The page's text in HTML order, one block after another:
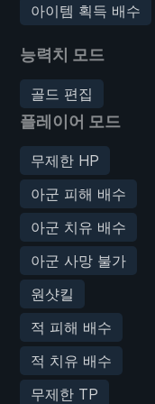
아이템 획득 배수
능력치 모드
골드 편집
플레이어 모드
무제한 HP
아군 피해 배수
아군 치유 배수
아군 사망 불가
원샷킬
적 피해 배수
적 치유 배수
무제한 TP